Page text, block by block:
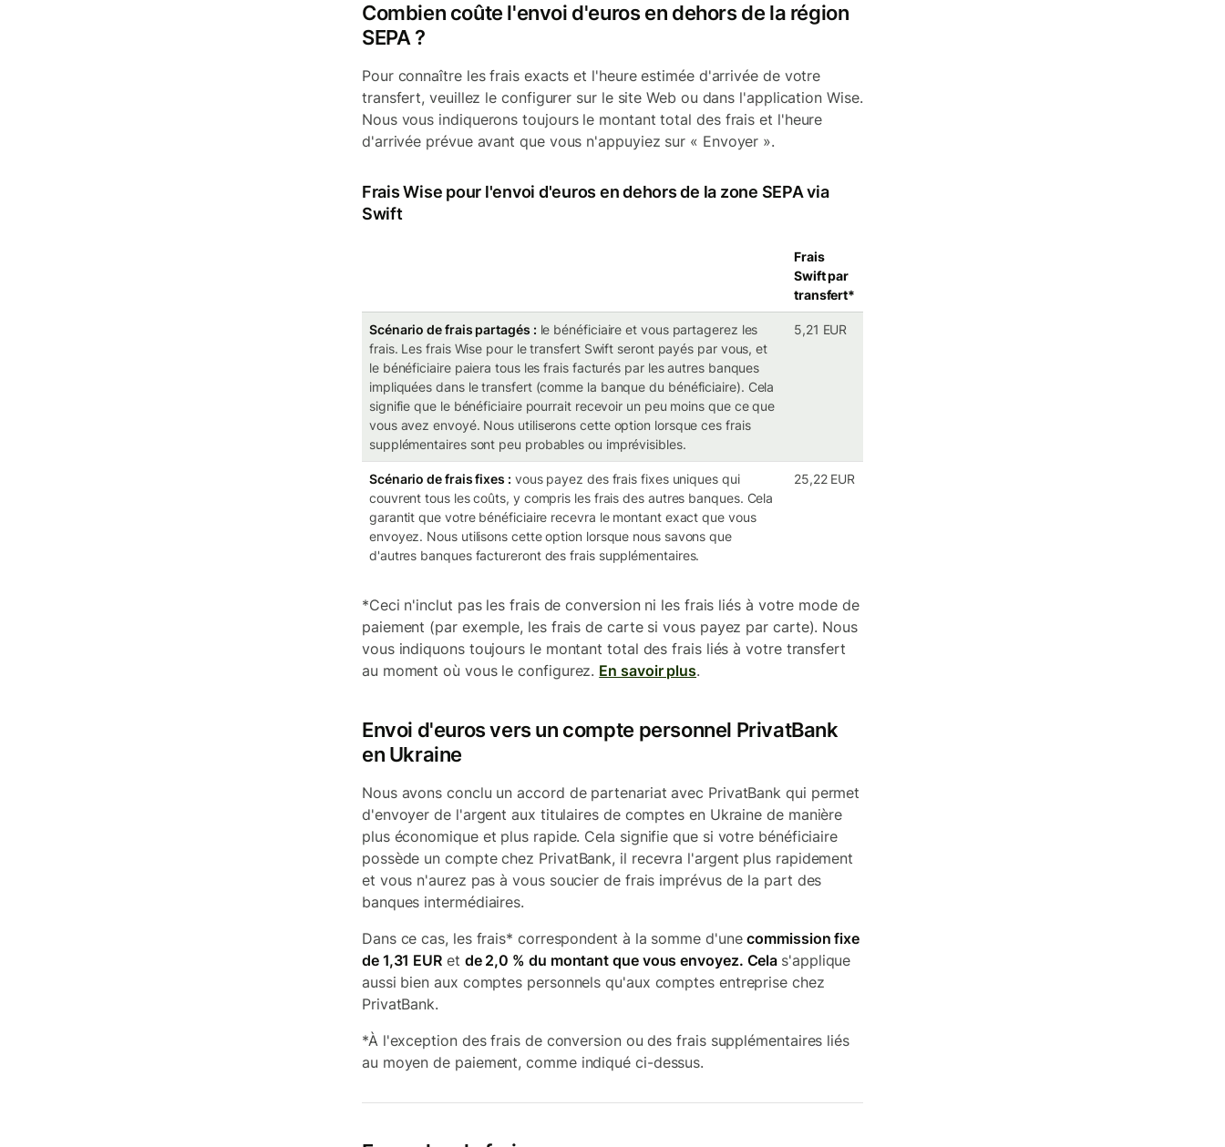
Combien coûte l'envoi d'euros en dehors de la région
SEPA ?
Pour connaître les frais exacts et l'heure estimée d'arrivée de votre
transfert, veuillez le configurer sur le site Web ou dans l'application Wise.
Nous vous indiquerons toujours le montant total des frais et l'heure
d'arrivée prévue avant que vous n'appuyiez sur « Envoyer ».
Frais Wise pour l'envoi d'euros en dehors de la zone SEPA via
Swift
Frais
Swift par
transfert*
Scénario de frais partagés : le bénéficiaire et vous partagerez les
frais. Les frais Wise pour le transfert Swift seront payés par vous, et
le bénéficiaire paiera tous les frais facturés par les autres banques
impliquées dans le transfert (comme la banque du bénéficiaire). Cela
signifie que le bénéficiaire pourrait recevoir un peu moins que ce que
vous avez envoyé. Nous utiliserons cette option lorsque ces frais
supplémentaires sont peu probables ou imprévisibles.
5,21 EUR
Scénario de frais fixes : vous payez des frais fixes uniques qui
couvrent tous les coûts, y compris les frais des autres banques. Cela
garantit que votre bénéficiaire recevra le montant exact que vous
envoyez. Nous utilisons cette option lorsque nous savons que
d'autres banques factureront des frais supplémentaires.
25,22 EUR
*Ceci n'inclut pas les frais de conversion ni les frais liés à votre mode de
paiement (par exemple, les frais de carte si vous payez par carte). Nous
vous indiquons toujours le montant total des frais liés à votre transfert
au moment où vous le configurez. En savoir plus.
Envoi d'euros vers un compte personnel PrivatBank
en Ukraine
Nous avons conclu un accord de partenariat avec PrivatBank qui permet
d'envoyer de l'argent aux titulaires de comptes en Ukraine de manière
plus économique et plus rapide. Cela signifie que si votre bénéficiaire
possède un compte chez PrivatBank, il recevra l'argent plus rapidement
et vous n'aurez pas à vous soucier de frais imprévus de la part des
banques intermédiaires.
Dans ce cas, les frais* correspondent à la somme d'unecommission fixe
de 1,31 EUR et de 2,0 % du montant que vous envoyez. Cela s'applique
aussi bien aux comptes personnels qu'aux comptes entreprise chez
PrivatBank.
*À l'exception des frais de conversion ou des frais supplémentaires liés
au moyen de paiement, comme indiqué ci-dessus.